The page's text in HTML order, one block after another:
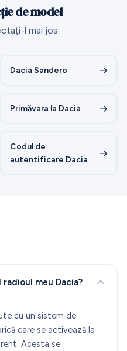
de model
l mai jos.
Dacia Sandero
Primăvara la Dacia
Codul de
autentificare Dacia
meu Dacia?
cu un sistem de
care se activează la
Acesta se